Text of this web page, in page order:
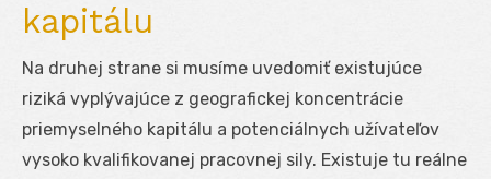
kapitálu
Na druhej strane si musíme uvedomiť existujúce
riziká vyplývajúce z geografickej koncentrácie
priemyselného kapitálu a potenciálnych užívateľov
vysoko kvalifikovanej pracovnej sily. Existuje tu reálne